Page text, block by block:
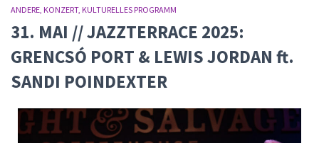
ANDERE KONZERT KULTURELLES PROGRAMM
31. MAI // JAZZTERRACE 2025:
GRENCSÓ PORT & LEWIS JORDAN ft.
SANDI POINDEXTER